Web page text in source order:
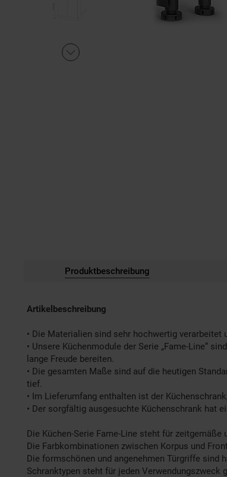
Produktbeschreibung
Artikelbeschreibung
• Die Materialien sind sehr hochwertig
• Unsere Küchenmodule der Serie „Fame-Line“
lange Freude bereiten.
• Die gesamten Maße sind auf die heutigen
tief.
• Im Lieferumfang enthalten ist der
• Der sorgfältig ausgesuchte Küchenschrank hat
Die Küchen-Serie Fame-Line steht für
Die Farbkombinationen zwischen Korpus und
Die formschönen und angenehmen Türgriffe sind
Schranktypen steht für jeden Verwendungszweck